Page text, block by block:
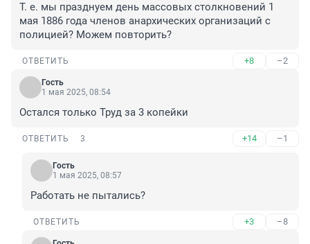
Т. е. мы празднуем день массовых столкновений 1
мая 1886 года членов анархических организаций с
полицией? Можем повторить?
ОТВЕТИТЬ +8 –2
Гость
1 мая 2025, 08:54
Остался только Труд за 3 копейки
ОТВЕТИТЬ 3 +14 –1
Гость
1 мая 2025, 08:57
Работать не пытались?
ОТВЕТИТЬ +3 –8